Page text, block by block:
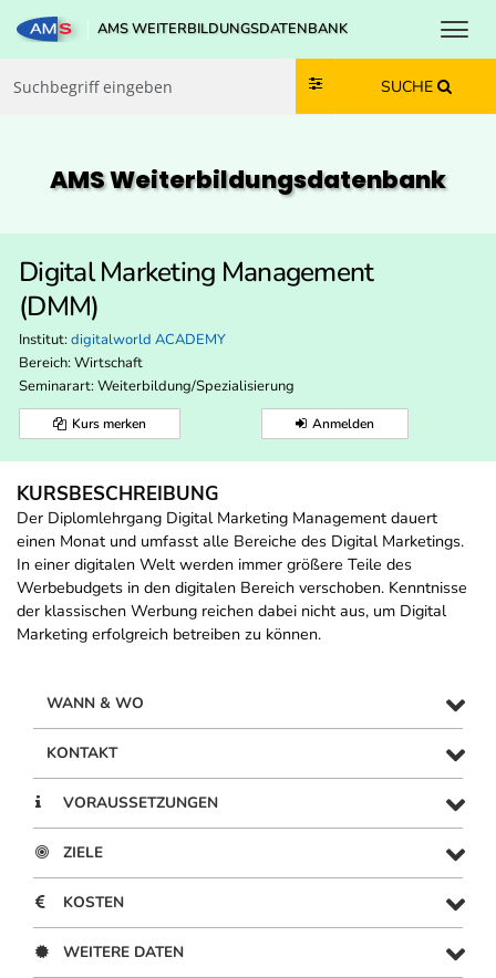
Zum Inhalt springen
Zum Navmenü springen
Zur Suche springen
Zur Footer springen
AMS WEITERBILDUNGSDATENBANK
SUCHE
AMS Weiterbildungs­datenbank
Digital Marketing Management
(DMM)
Institut: digitalworld ACADEMY
Bereich: Wirtschaft
Seminarart: Weiterbildung/Spezialisierung
Kurs merken Anmelden
KURSBESCHREIBUNG
Der Diplomlehrgang Digital Marketing Management dauert
einen Monat und umfasst alle Bereiche des Digital Marketings.
In einer digitalen Welt werden immer größere Teile des
Werbebudgets in den digitalen Bereich verschoben. Kenntnisse
der klassischen Werbung reichen dabei nicht aus, um Digital
Marketing erfolgreich betreiben zu können.
WANN & WO
KONTAKT
VORAUSSETZUNGEN
ZIELE
KOSTEN
WEITERE DATEN